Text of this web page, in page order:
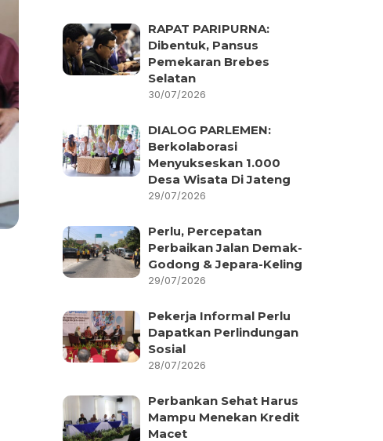
RAPAT PARIPURNA:
Dibentuk, Pansus
Pemekaran Brebes
Selatan
30/07/2026
DIALOG PARLEMEN:
Berkolaborasi
Menyukseskan 1.000
Desa Wisata Di Jateng
29/07/2026
Perlu, Percepatan
Perbaikan Jalan Demak-
Godong & Jepara-Keling
29/07/2026
Pekerja Informal Perlu
Dapatkan Perlindungan
Sosial
28/07/2026
Perbankan Sehat Harus
Mampu Menekan Kredit
Macet